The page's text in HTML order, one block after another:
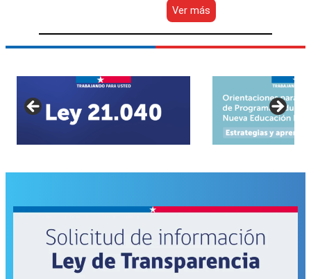
Ver más
MINEDUC
Y
GORE
CONVENIO
COLABORACIÓN
POR
MÁS
$300
PARA
MEJORAMIENTO
DE
INFRAESTRUCTURA
ESCOLAR